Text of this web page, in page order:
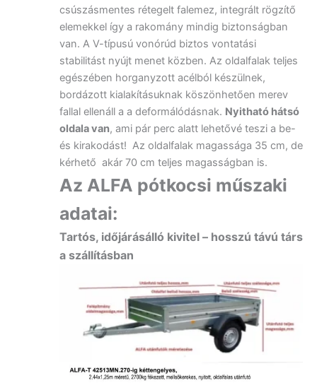
csúszásmentes rétegelt falemez, integrált rögzítő
elemekkel így a rakomány mindig biztonságban
van. A V-típusú vonórúd biztos vontatási
stabilitást nyújt menet közben. Az oldalfalak teljes
egészében horganyzott acélból készülnek,
bordázott kialakításuknak köszönhetően merev
fallal ellenáll a a deformálódásnak. Nyitható hátsó
oldala van, ami pár perc alatt lehetővé teszi a be-
és kirakodást! Az oldalfalak magassága 35 cm, de
kérhető akár 70 cm teljes magasságban is.
Az ALFA pótkocsi műszaki
adatai:
Tartós, időjárásálló kivitel – hosszú távú társ
a szállításban